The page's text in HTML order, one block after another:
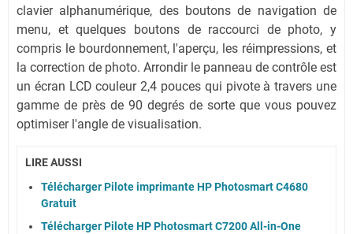
clavier alphanumérique, des boutons de navigation de
menu, et quelques boutons de raccourci de photo, y
compris le bourdonnement, l'aperçu, les réimpressions, et
la correction de photo. Arrondir le panneau de contrôle est
un écran LCD couleur 2,4 pouces qui pivote à travers une
gamme de près de 90 degrés de sorte que vous pouvez
optimiser l'angle de visualisation.
LIRE AUSSI
Télécharger Pilote imprimante HP Photosmart C4680
Gratuit
Télécharger Pilote HP Photosmart C7200 All-in-One